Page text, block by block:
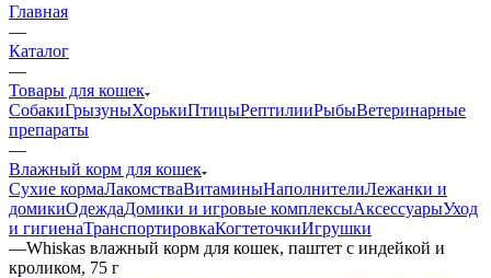
Главная
—
Каталог
—
Товары для кошек
СобакиГрызуныХорькиПтицыРептилииРыбыВетеринарные
препараты
—
Влажный корм для кошек
Сухие кормаЛакомстваВитаминыНаполнителиЛежанки и
домикиОдеждаДомики и игровые комплексыАксессуарыУход
и гигиенаТранспортировкаКогтеточкиИгрушки
—Whiskas влажный корм для кошек, паштет с индейкой и
кроликом, 75 г